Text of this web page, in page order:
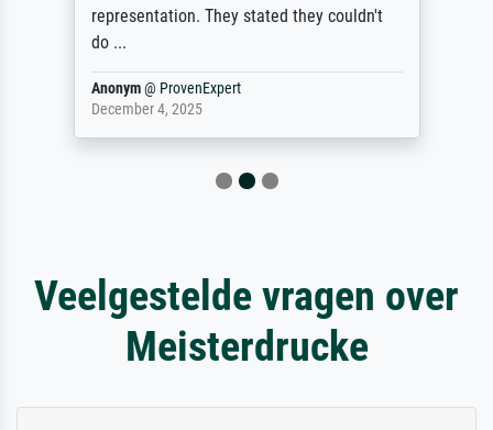
representation. They stated they couldn't
do ...
Anonym@ ProvenExpert
December 4, 2025
Veelgestelde vragen over
Meisterdrucke